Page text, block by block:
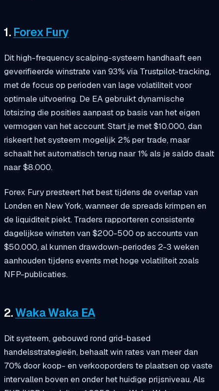
1. Forex Fury
Dit high-frequency scalping-systeem handhaaft een
geverifieerde winstrate van 93% via Trustpilot-tracking,
met de focus op perioden van lage volatiliteit voor
optimale uitvoering. De EA gebruikt dynamische
lotsizing die posities aanpast op basis van het eigen
vermogen van het account. Start je met $10.000, dan
riskeert het systeem mogelijk 2% per trade, maar
schaalt het automatisch terug naar 1% als je saldo daalt
naar $8.000.
Forex Fury presteert het best tijdens de overlap van
Londen en New York, wanneer de spreads krimpen en
de liquiditeit piekt. Traders rapporteren consistente
dagelijkse winsten van $200-500 op accounts van
$50.000, al kunnen drawdown-periodes 2-3 weken
aanhouden tijdens events met hoge volatiliteit zoals
NFP-publicaties.
2. Waka Waka EA
Dit systeem, gebouwd rond grid-based
handelsstrategieën, behaalt win rates van meer dan
70% door koop- en verkooporders te plaatsen op vaste
intervallen boven en onder het huidige prijsniveau. Als